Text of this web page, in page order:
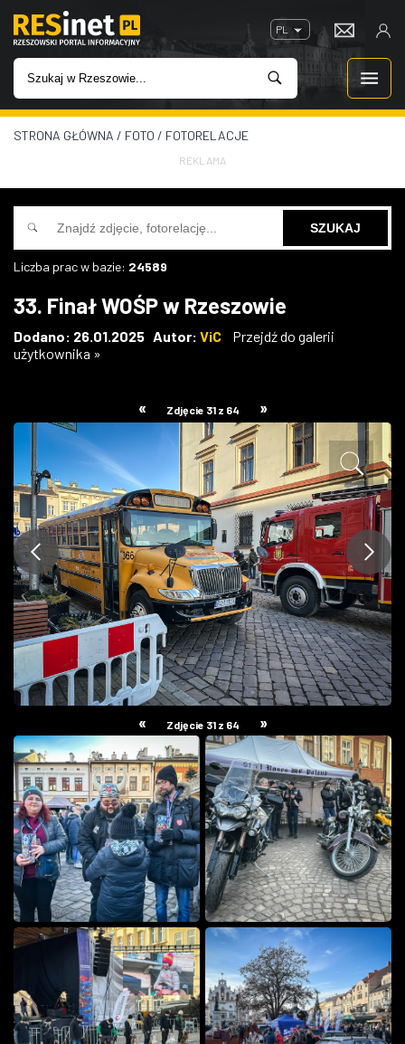
PL
WIADOMOŚCI
INWESTYCJE
IMPREZY
W KINACH
ZDJĘCIA
W RZESZOWIE
STRONA GŁÓWNA / FOTO / FOTORELACJE
REKLAMA
Liczba prac w bazie: 24589
33. Finał WOŚP w Rzeszowie
Dodano: 26.01.2025 Autor: ViC
Przejdź do galerii
użytkownika »
« Zdjęcie 31 z 64 »
« Zdjęcie 31 z 64 »